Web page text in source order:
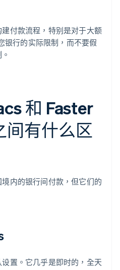
付款流程，特别是对于大额
银行的实际限制，而不要假
和 Faster
间有什么区
内的银行间付款，但它们的
置。它几乎是即时的，全天